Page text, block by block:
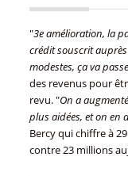
"3e amélioration, la
crédit souscrit
modestes, ça va
des revenus pour
revu. "On a
plus aidées, et on en
Bercy qui chiffre à
contre 23 millions